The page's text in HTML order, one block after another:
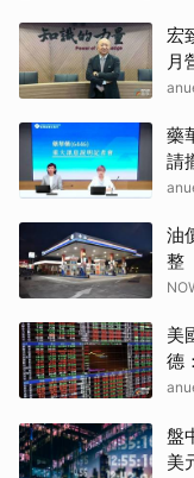
宏
月
藥
請
油
整
美
德
義
盤
美